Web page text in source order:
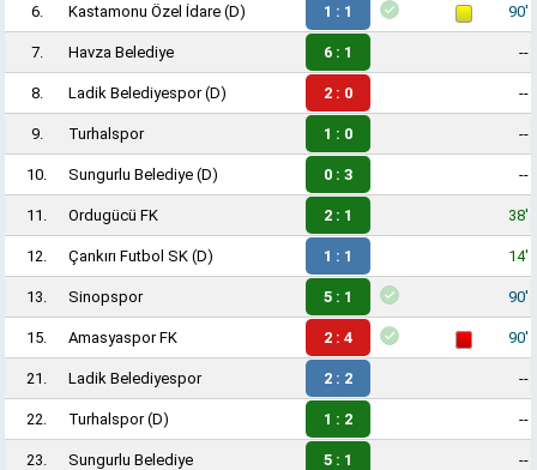
6. Kastamonu Özel İdare (D) 1 : 1 90'
7. Havza Belediye 6 : 1 --
8. Ladik Belediyespor(D) 2 : 0 --
9. Turhalspor 1 : 0 --
10. Sungurlu Belediye (D) 0 : 3 --
11. Ordugücü FK 2 : 1 38'
12. Çankırı Futbol SK (D) 1 : 1 14'
13. Sinopspor 5 : 1 90'
15. Amasyaspor FK 2 : 4 90'
21. Ladik Belediyespor 2 : 2 --
22. Turhalspor(D) 1 : 2 --
23. Sungurlu Belediye 5 : 1 --